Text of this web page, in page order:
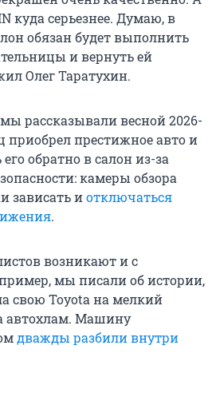
куда серьезнее. Думаю, в
обязан будет выполнить
и вернуть ей
Олег Таратухин.
рассказывали весной 2026-
приобрел престижное авто и
его обратно в салон из-за
камеры обзора
зависать иотключаться
.
возникают и с
мы писали об истории,
свою Toyota на мелкий
автохлам. Машину
дважды разбили внутри